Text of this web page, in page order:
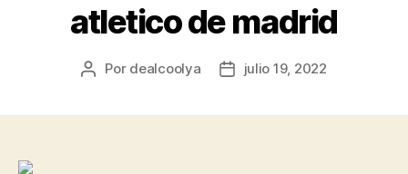
atletico de madrid
Autor
Por dealcoolya
Fechajulio 19, 2022